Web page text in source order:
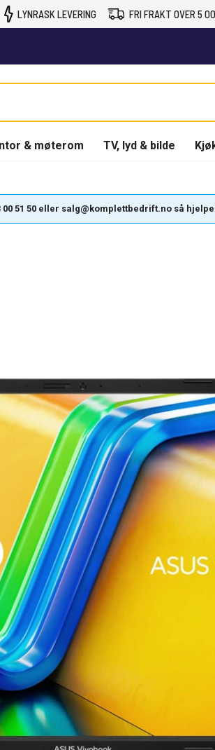
LYNRASK LEVERING FRI FRAKT OVER 5
& møterom TV, lyd & bilde
51 50 eller salg@komplettbedrift.no så